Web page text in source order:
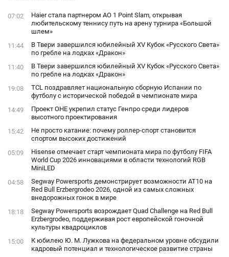
фанатами
07:02
Haier стала партнером AO 1 Point Slam, открывая
любительскому теннису путь на арену турнира «Большой
шлем»
11:44
В Твери завершился юбилейный XV Кубок «Русского Света»
по гребле на лодках «Дракон»
11:40
В Твери завершился юбилейный XV Кубок «Русского Света»
по гребле на лодках «Дракон»
19:08
TCL поздравляет национальную сборную Испании по
футболу с исторической победой в чемпионате мира
14:49
Проект ОНЕ укрепил статус Генпро среди лидеров
высотного проектирования
15:42
Не просто катание: почему роллер-спорт становится
спортом высоких достижений
05:09
Hisense отмечает старт чемпионата мира по футболу FIFA
World Cup 2026 инновациями в области технологий RGB
MiniLED
04:58
Segway Powersports демонстрирует возможности AT10 на
Red Bull Erzbergrodeo 2026, одной из самых сложных
внедорожных гонок в мире
18:18
Segway Powersports возрождает Quad Challenge на Red Bull
Erzbergrodeo, поддерживая рост европейской гоночной
культуры квадроциклов
15:00
К юбилею Ю. М. Лужкова на федеральном уровне обсудили
кадровый потенциал и технологическое развитие страны